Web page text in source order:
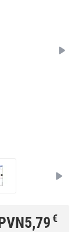
5,79€